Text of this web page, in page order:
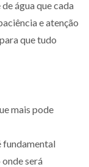
água que cada
e atenção
que tudo
mais pode
fundamental
será